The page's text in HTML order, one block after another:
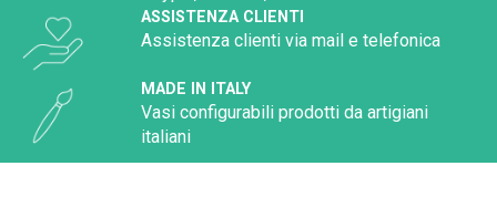
ASSISTENZA CLIENTI
Assistenza clienti via mail e telefonica
MADE IN ITALY
Vasi configurabili prodotti da artigiani
italiani